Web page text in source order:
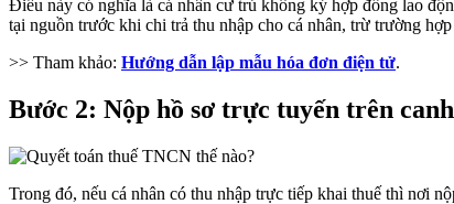
Điều này có nghĩa là cá nhân cư trú không ký hợp đồng lao
tại nguồn trước khi chi trả thu nhập cho cá nhân, trừ trường
>> Tham khảo: Hướng dẫn lập mẫu hóa đơn điện tử.
Bước 2: Nộp hồ sơ trực tuyến trên
Trong đó, nếu cá nhân có thu nhập trực tiếp khai thuế thì nơi